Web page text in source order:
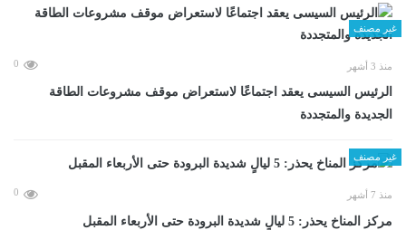
غير مصنف
منذ 3 أشهر 0
الرئيس السيسى يعقد اجتماعًا لاستعراض موقف مشروعات الطاقة
الجديدة والمتجددة
غير مصنف
منذ 7 أشهر 0
مركز المناخ يحذر: 5 ليالٍ شديدة البرودة حتى الأربعاء المقبل